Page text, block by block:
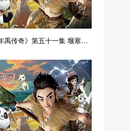
奇》第五十一集 堰塞湖